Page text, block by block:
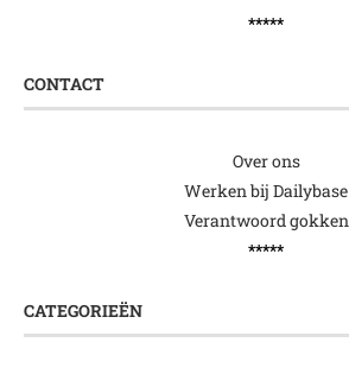
*****
CONTACT
Over ons
Werken bij Dailybase
Verantwoord gokken
*****
CATEGORIEËN